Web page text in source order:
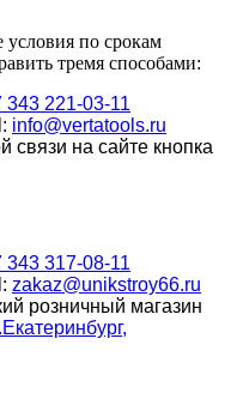
условия по срокам
тремя способами:
343 221-03-11
info@vertatools.ru
связи на сайте кнопка
343 317-08-11
zakaz@unikstroy66.ru
розничный магазин